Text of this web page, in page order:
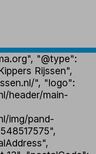
"@type":
Rijssen",
", "logo":
header/main-
img/pand-